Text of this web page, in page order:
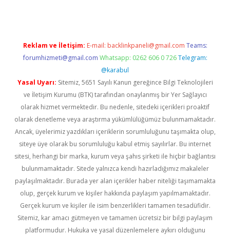
Reklam ve İletişim: E-mail: backlinkpaneli@gmail.com Teams:
forumhizmeti@gmail.com Whatsapp: 0262 606 0 726 Telegram:
@karabul
Yasal Uyarı: Sitemiz, 5651 Sayılı Kanun gereğince Bilgi Teknolojileri
ve İletişim Kurumu (BTK) tarafından onaylanmış bir Yer Sağlayıcı
olarak hizmet vermektedir. Bu nedenle, sitedeki içerikleri proaktif
olarak denetleme veya araştırma yükümlülüğümüz bulunmamaktadır.
Ancak, üyelerimiz yazdıkları içeriklerin sorumluluğunu taşımakta olup,
siteye üye olarak bu sorumluluğu kabul etmiş sayılırlar. Bu internet
sitesi, herhangi bir marka, kurum veya şahıs şirketi ile hiçbir bağlantısı
bulunmamaktadır. Sitede yalnızca kendi hazırladığımız makaleler
paylaşılmaktadır. Burada yer alan içerikler haber niteliği taşımamakta
olup, gerçek kurum ve kişiler hakkında paylaşım yapılmamaktadır.
Gerçek kurum ve kişiler ile isim benzerlikleri tamamen tesadüfidir.
Sitemiz, kar amacı gütmeyen ve tamamen ücretsiz bir bilgi paylaşım
platformudur. Hukuka ve yasal düzenlemelere aykırı olduğunu